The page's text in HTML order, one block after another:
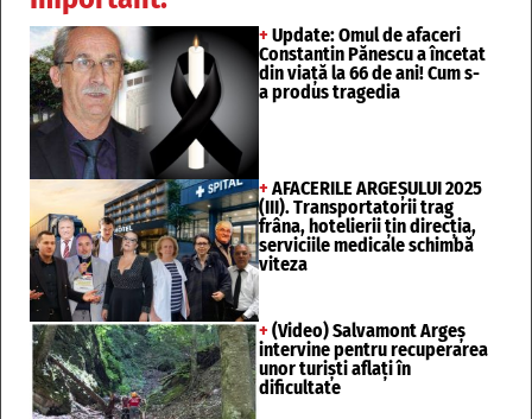
+ Update: Omul de afaceri
Constantin Pănescu a încetat
din viață la 66 de ani! Cum s-
a produs tragedia
+ AFACERILE ARGEȘULUI 2025
(III). Transportatorii trag
frâna, hotelierii țin direcția,
serviciile medicale schimbă
viteza
+ (Video) Salvamont Argeș
intervine pentru recuperarea
unor turişti aflaţi în
dificultate